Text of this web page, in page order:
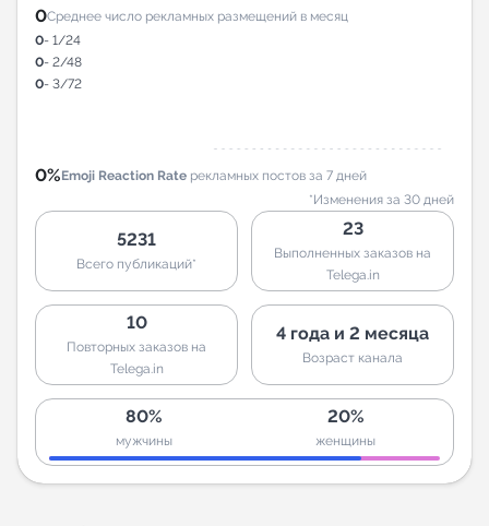
0Среднее число рекламных размещений в месяц
0- 1/24
0- 2/48
0- 3/72
0%Emoji Reaction Rate рекламных постов за 7 дней
*Изменения за 30 дней
5231
Всего публикаций*
23
Выполненных заказов на
Telega.in
10
Повторных заказов на
Telega.in
4 года и 2 месяца
Возраст канала
80%
мужчины
20%
женщины